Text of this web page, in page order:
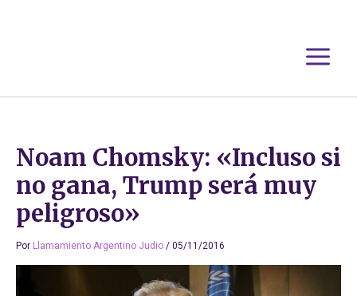
Noam Chomsky: «Incluso si
no gana, Trump será muy
peligroso»
Por Llamamiento Argentino Judio / 05/11/2016